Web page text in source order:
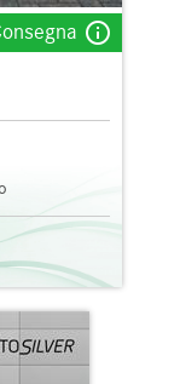
info_outline